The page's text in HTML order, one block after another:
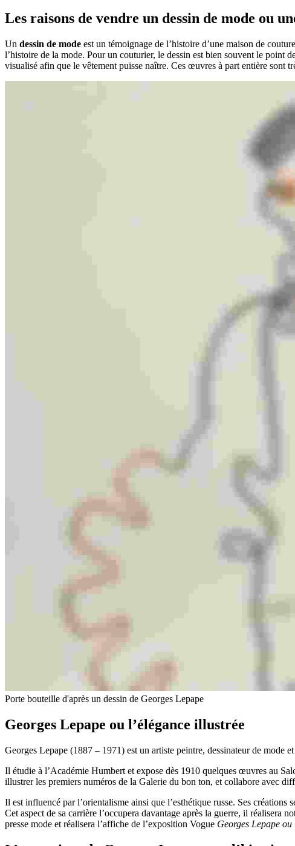
Les raisons de vendre un dessin de mode ou
Un dessin de mode est un témoignage de l’histoire d’une maison de
l’histoire de la mode. Pour un couturier, le dessin est bien souvent le point
visualisé afin que le vêtement puisse naître. Ces œuvres à part entière sont
Porte bouteille d'après un dessin de Georges Lepape
Georges Lepape ou l’élégance illustrée
Georges Lepape (1887 – 1971) est un artiste peintre, dessinateur de mode
Il étudie à l’Académie Humbert et expose dès 1910 quelques œuvres au
illustrer les premiers numéros de la Galerie du bon ton, et collabore avec
Il est influencé par l’orientalisme ainsi que l’esthétique russe. Ses
Cet aspect de sa carrière l’occupera davantage après la guerre, il
presse mode et réalisera l’affiche de l’exposition Vogue Georges Lepape